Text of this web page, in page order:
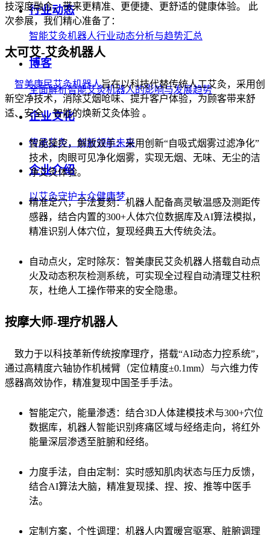
行业动态
智能艾灸机器人行业动态分析与趋势汇总
博客
全面解析智能艾灸机器人的影响与发展趋势
企业文化
传承艾灸，创新领航未来
企业介绍
以艾灸守护大众健康梦
技深度融合，带来更精准、更便捷、更舒适的健康体验。 此
次参展，我们精心准备了：
太可艾-艾灸机器人
智美康民艾灸机器人旨在以科技代替传统人工艾灸，采用创
新空净技术，消除艾烟呛味、提升客户体验，为顾客带来舒
适、安全、智能的焕新艾灸体验 。
智能操控，解放双手：采用创新“自吸式烟雾过滤净化”
技术，肉眼可见净化烟雾，实现无烟、无味、无尘的洁
净艾灸体验。
精准定穴，手法复刻：机器人配备高灵敏温感及测距传
感器，结合内置的300+人体穴位数据库及AI算法模拟，
精准识别人体穴位，复现经典五大传统灸法。
自动点火，定时除灰：智美康民艾灸机器人搭载自动点
火及动态积灰检测系统，可实现全过程自动清理艾柱积
灰，杜绝人工操作带来的安全隐患。
按摩大师-理疗机器人
致力于以科技革新传统按摩理疗，搭载“AI动态力控系统”，
通过高精度六轴协作机械臂（定位精度±0.1mm）与六维力传
感器高效协作，精准复现中国圣手手法。
智能定穴，能量渗透：结合3D人体建模技术与300+穴位
数据库，机器人智能识别疼痛区域与经络走向，将红外
能量深层渗透至脏腑和经络。
力度手法，自由定制：实时感知肌肉状态与压力反馈，
结合AI算法大脑，精准复现揉、捏、按、推等中医手
法。
定制方案，个性调理：机器人内置暖宫驱寒、脏腑调理